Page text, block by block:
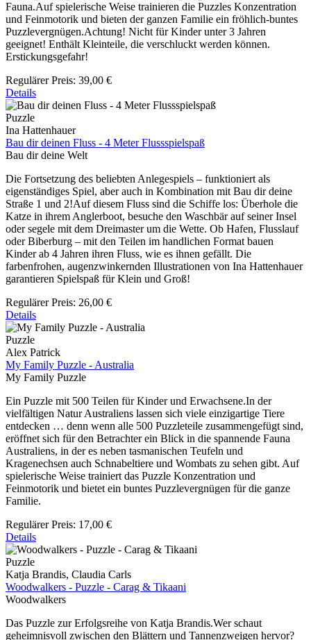
Fauna.Auf spielerische Weise trainieren die Puzzles Konzentration
und Feinmotorik und bieten der ganzen Familie ein fröhlich-buntes
Puzzlevergnügen.Achtung! Nicht für Kinder unter 3 Jahren
geeignet! Enthält Kleinteile, die verschluckt werden können.
Erstickungsgefahr!
Regulärer Preis: 39,00 €
Details
Puzzle
Ina Hattenhauer
Bau dir deinen Fluss - 4 Meter Flussspielspaß
Bau dir deine Welt
Die Fortsetzung des beliebten Anlegespiels – funktioniert als
eigenständiges Spiel, aber auch in Kombination mit Bau dir deine
Straße 1 und 2!Auf diesem Fluss sind die Schiffe los: Überhole die
Katze in ihrem Anglerboot, besuche den Waschbär auf seiner Insel
oder segele mit dem Dreimaster um die Wette. Ob Hafen, Flusslauf
oder Biberburg – mit den Teilen im handlichen Format bauen
Kinder ab 4 Jahren ihren Fluss, wie es ihnen gefällt. Die
farbenfrohen, augenzwinkernden Illustrationen von Ina Hattenhauer
garantieren Spielspaß für Klein und Groß!
Regulärer Preis: 26,00 €
Details
Puzzle
Alex Patrick
My Family Puzzle - Australia
My Family Puzzle
Ein Puzzle mit 500 Teilen für Kinder und Erwachsene.In der
vielfältigen Natur Australiens lassen sich viele einzigartige Tiere
entdecken … denn wenn alle 500 Puzzleteile zusammengefügt sind,
eröffnet sich für den Betrachter ein Blick in die spannende Fauna
Australiens, in der es neben tasmanischen Teufeln und
Kragenechsen auch Schnabeltiere und Wombats zu sehen gibt. Auf
spielerische Weise trainiert das Puzzle Konzentration und
Feinmotorik und bietet ein buntes Puzzlevergnügen für die ganze
Familie.
Regulärer Preis: 17,00 €
Details
Puzzle
Katja Brandis, Claudia Carls
Woodwalkers - Puzzle - Carag & Tikaani
Woodwalkers
Das Puzzle zur Erfolgsreihe von Katja Brandis.Wer schaut
geheimnisvoll zwischen den Blättern und Tannenzweigen hervor?